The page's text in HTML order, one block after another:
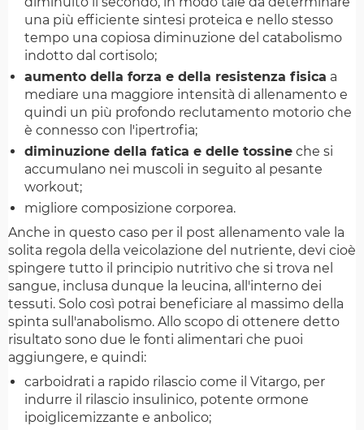
una più efficiente sintesi proteica e nello stesso
tempo una copiosa diminuzione del catabolismo
indotto dal cortisolo;
aumento della forza e della resistenza fisica a
mediare una maggiore intensità di allenamento e
quindi un più profondo reclutamento motorio che
è connesso con l'ipertrofia;
diminuzione della fatica e delle tossine che si
accumulano nei muscoli in seguito al pesante
workout;
migliore composizione corporea.
Anche in questo caso per il post allenamento vale la
solita regola della veicolazione del nutriente, devi cioè
spingere tutto il principio nutritivo che si trova nel
sangue, inclusa dunque la leucina, all'interno dei
tessuti. Solo così potrai beneficiare al massimo della
spinta sull'anabolismo. Allo scopo di ottenere detto
risultato sono due le fonti alimentari che puoi
aggiungere, e quindi:
carboidrati a rapido rilascio come il Vitargo, per
indurre il rilascio insulinico, potente ormone
ipoiglicemizzante e anbolico;